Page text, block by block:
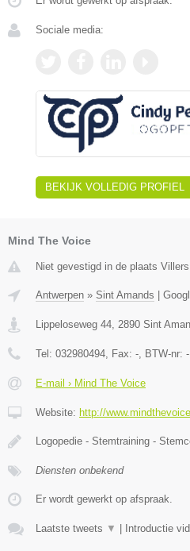
Sociale media:
BEKIJK VOLLEDIG PROFIEL
Mind The Voice
Niet gevestigd in de plaats
Antwerpen » Sint Amands
Lippeloseweg 44, 2890 Sint
Tel: 032980494, Fax: -, BTW-nr: -
E-mail › Mind The Voice
Website: http://
Logopedie - Stemtraining -
Diensten onbekend
Er wordt gewerkt op afspraak.
Laatste tweets ▼ Introductie